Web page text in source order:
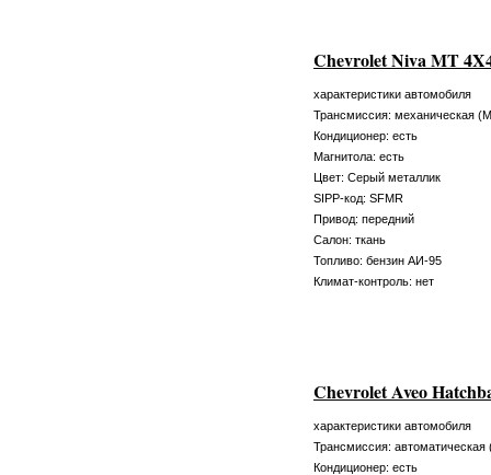
Chevrolet Niva MT
характеристики автомобиля
Трансмиссия: механическая
Кондиционер: есть
Магнитола: есть
Цвет: Серый металлик
SIPP-код: SFMR
Привод: передний
Салон: ткань
Топливо: бензин АИ-95
Климат-контроль: нет
Chevrolet Aveo
характеристики автомобиля
Трансмиссия: автоматическая
Кондиционер: есть